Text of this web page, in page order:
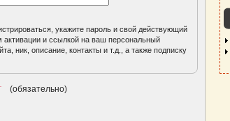
укажите пароль и свой действующий
активации и ссылкой на ваш персональный
ник, описание, контакты и т.д., а также подписку
(обязательно)